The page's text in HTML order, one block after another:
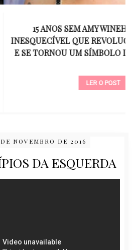
AMY WINEHOUSE: A VOZ
REVOLUCIONOU A MÚSICA
SÍMBOLO DE UMA GERAÇÃO
NOVEMBRO DE 2016
DA ESQUERDA